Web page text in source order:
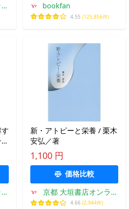
bookfan
4.55 (125,856件)
新・アトピーと栄養 / 栗木
安弘／著
1,100 円
価格比較
京都 大垣書店オンライ
ン
4.66 (2,944件)